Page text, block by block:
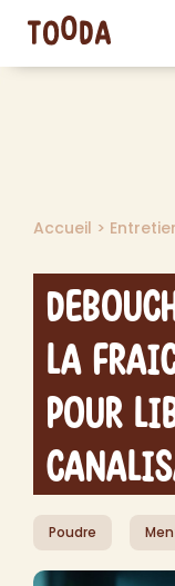
Accueil >
La
pour
Poudre